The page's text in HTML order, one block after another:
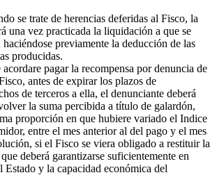
se trate de herencias deferidas al Fisco, la
una vez practicada la liquidación a que se
previamente la deducción de las
producidas.
pagar la recompensa por denuncia de
antes de expirar los plazos de
de terceros a ella, el denunciante deberá
la suma percibida a título de galardón,
proporción en que hubiere variado el Indice
entre el mes anterior al del pago y el mes
si el Fisco se viera obligado a restituir la
deberá garantizarse suficientemente en
Estado y la capacidad económica del